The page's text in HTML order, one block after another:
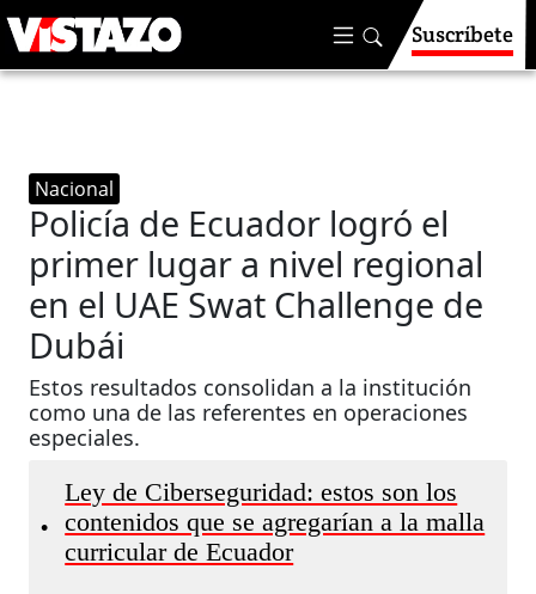
Suscríbete
Nacional
Policía de Ecuador logró el
primer lugar a nivel regional
en el UAE Swat Challenge de
Dubái
Estos resultados consolidan a la institución
como una de las referentes en operaciones
especiales.
•
Ley de Ciberseguridad: estos son los
contenidos que se agregarían a la malla
curricular de Ecuador